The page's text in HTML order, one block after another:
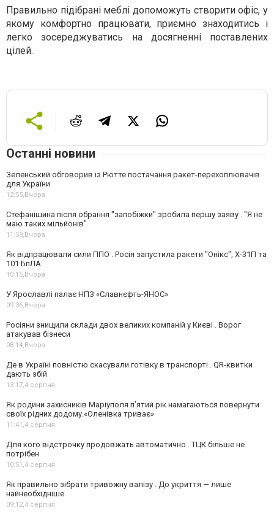
Правильно підібрані меблі допоможуть створити офіс, у
якому комфортно працювати, приємно знаходитись і
легко зосереджуватись на досягненні поставлених
цілей.
Останні новини
Зеленський обговорив із Рютте постачання ракет-перехоплювачів
для України
12:55, Вчора
Стефанішина після обрання "запобіжки" зробила першу заяву . "Я не
маю таких мільйонів"
11:59, Вчора
Як відпрацювали сили ППО . Росія запустила ракети "Онікс", Х-31П та
101 БпЛА
10:15, Вчора
У Ярославлі палає НПЗ «Славнєфть-ЯНОС»
09:36, Вчора
Росіяни знищили склади двох великих компаній у Києві . Ворог
атакував бізнеси
08:14, Вчора
Де в Україні повністю скасували готівку в транспорті . QR-квитки
дають збій
13:17,4 серпня
Як родини захисників Маріуполя пʼятий рік намагаються повернути
своїх рідних додому.«Оленівка триває»
11:41,4 серпня
Для кого відстрочку продовжать автоматично . ТЦК більше не
потрібен
10:51,4 серпня
Як правильно зібрати тривожну валізу . До укриття — лише
найнеобхідніше
09:12,4 серпня